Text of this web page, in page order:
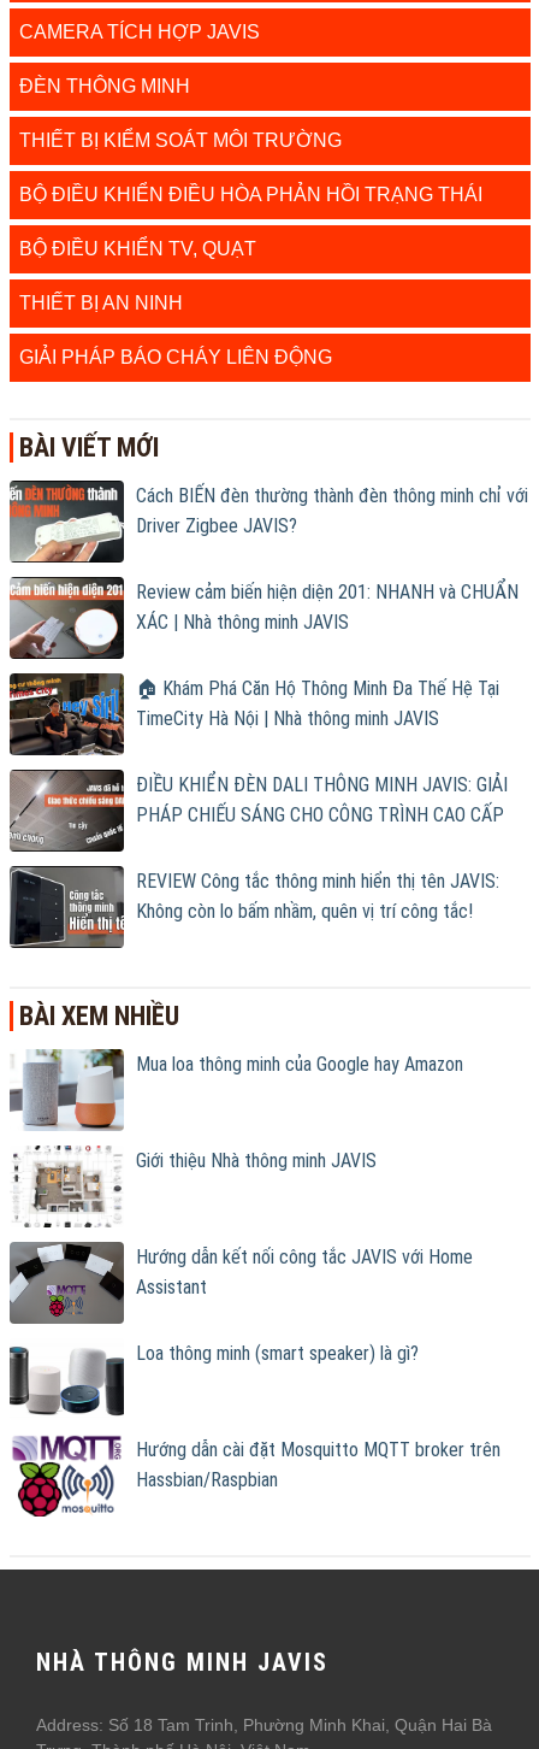
CAMERA TÍCH HỢP JAVIS
ĐÈN THÔNG MINH
THIẾT BỊ KIỂM SOÁT MÔI TRƯỜNG
BỘ ĐIỀU KHIỂN ĐIỀU HÒA PHẢN HỒI TRẠNG THÁI
BỘ ĐIỀU KHIỂN TV, QUẠT
THIẾT BỊ AN NINH
GIẢI PHÁP BÁO CHÁY LIÊN ĐỘNG
BÀI VIẾT MỚI
Cách BIẾN đèn thường thành đèn thông minh chỉ với
Driver Zigbee JAVIS?
Review cảm biến hiện diện 201: NHANH và CHUẨN
XÁC | Nhà thông minh JAVIS
🏠 Khám Phá Căn Hộ Thông Minh Đa Thế Hệ Tại
TimeCity Hà Nội | Nhà thông minh JAVIS
ĐIỀU KHIỂN ĐÈN DALI THÔNG MINH JAVIS: GIẢI
PHÁP CHIẾU SÁNG CHO CÔNG TRÌNH CAO CẤP
REVIEW Công tắc thông minh hiển thị tên JAVIS:
Không còn lo bấm nhầm, quên vị trí công tắc!
BÀI XEM NHIỀU
Mua loa thông minh của Google hay Amazon
Giới thiệu Nhà thông minh JAVIS
Hướng dẫn kết nối công tắc JAVIS với Home
Assistant
Loa thông minh (smart speaker) là gì?
Hướng dẫn cài đặt Mosquitto MQTT broker trên
Hassbian/Raspbian
NHÀ THÔNG MINH JAVIS
Address: Số 18 Tam Trinh, Phường Minh Khai, Quận Hai Bà